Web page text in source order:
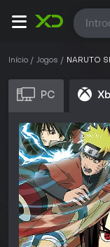
Início Jogos NARUTO
PC